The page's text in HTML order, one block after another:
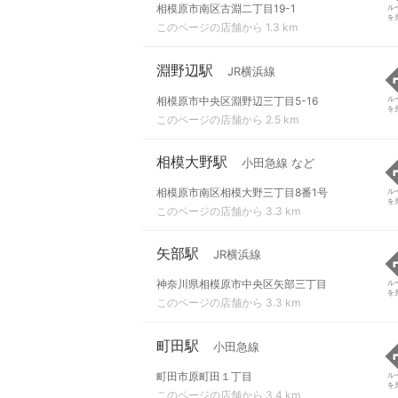
相模原市南区古淵二丁目19-1
このページの店舗から 1.3 km
ル
を
淵野辺駅 JR横浜線
相模原市中央区淵野辺三丁目5-16
このページの店舗から 2.5 km
ル
を
相模大野駅 小田急線 など
相模原市南区相模大野三丁目8番1号
このページの店舗から 3.3 km
ル
を
矢部駅 JR横浜線
神奈川県相模原市中央区矢部三丁目
このページの店舗から 3.3 km
ル
を
町田駅 小田急線
町田市原町田１丁目
このページの店舗から 3.4 km
ル
を